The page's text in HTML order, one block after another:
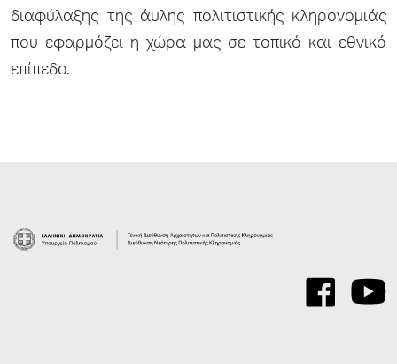
διαφύλαξης της άυλης πολιτιστικής κληρονομιάς
που εφαρμόζει η χώρα μας σε τοπικό και εθνικό
επίπεδο.